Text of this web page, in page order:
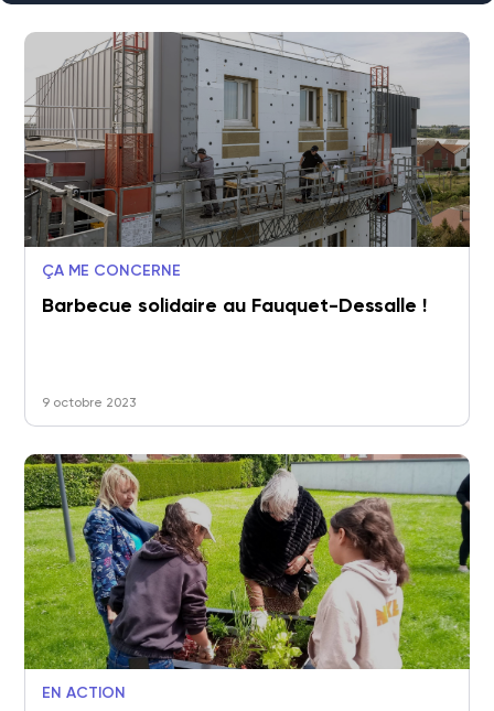
ÇA ME CONCERNE
Barbecue solidaire au Fauquet-Dessalle !
9 octobre 2023
EN ACTION